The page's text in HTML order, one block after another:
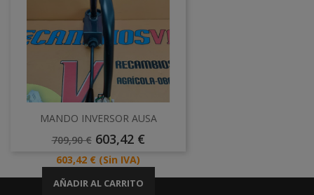
MANDO INVERSOR AUSA
Precio
709,90 € Precio
603,42 €
Precio
603,42 € (Sin IVA)
AÑADIR AL CARRITO